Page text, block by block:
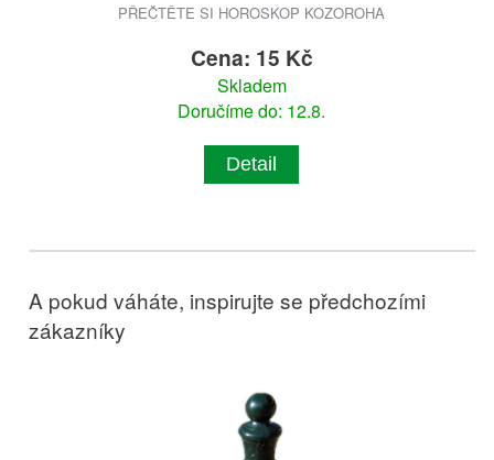
PŘEČTĚTE SI HOROSKOP KOZOROHA
Cena: 15 Kč
Skladem
Doručíme do: 12.8.
Detail
A pokud váháte, inspirujte se předchozími
zákazníky